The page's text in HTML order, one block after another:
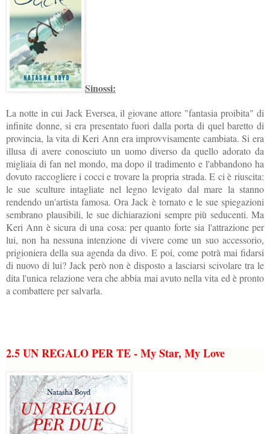
Sinossi:
La notte in cui Jack Eversea, il giovane attore "fantasia proibita" di
infinite donne, si era presentato fuori dalla porta di quel baretto di
provincia, la vita di Keri Ann era improvvisamente cambiata. Si era
illusa di avere conosciuto un uomo diverso da quello adorato da
migliaia di fan nel mondo, ma dopo il tradimento e l'abbandono ha
dovuto raccogliere i cocci e trovare la propria strada. E ci è riuscita:
le sue sculture intagliate nel legno levigato dal mare la stanno
rendendo un'artista famosa. Ora Jack è tornato e le sue spiegazioni
sembrano plausibili, le sue dichiarazioni sempre più seducenti. Ma
Keri Ann è sicura di una cosa: per quanto forte sia l'attrazione per
lui, non ha nessuna intenzione di vivere come un suo accessorio,
prigioniera della sua agenda da divo. E poi, come potrà mai fidarsi
di nuovo di lui? Jack però non è disposto a lasciarsi scivolare tra le
dita l'unica relazione vera che abbia mai avuto nella vita ed è pronto
a combattere per salvarla.
2.5 UN REGALO PER TE - My Star, My Love